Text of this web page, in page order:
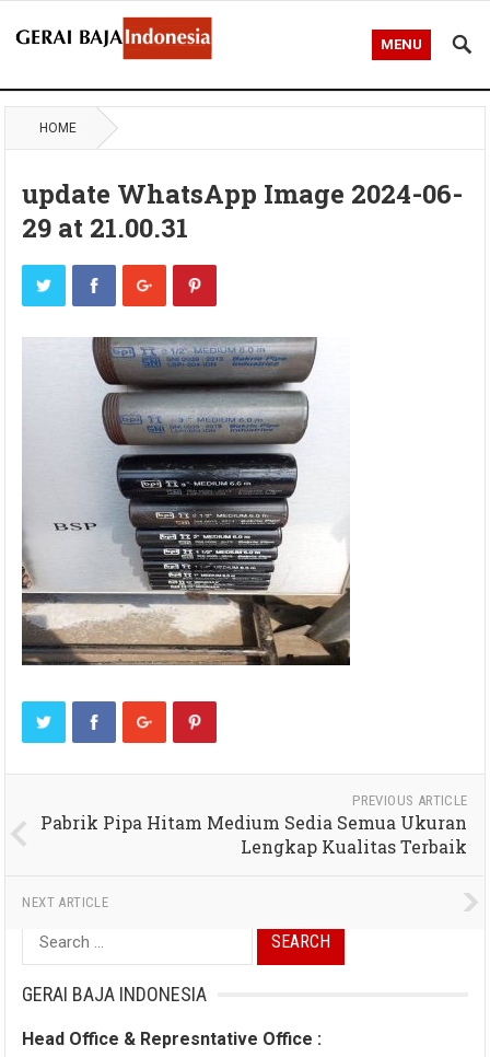
MENU
HOME
update WhatsApp Image 2024-06-
29 at 21.00.31
PREVIOUS ARTICLE
Pabrik Pipa Hitam Medium Sedia Semua Ukuran
Lengkap Kualitas Terbaik
NEXT ARTICLE
Search
for:
GERAI BAJA INDONESIA
Head Office & Represntative Office :